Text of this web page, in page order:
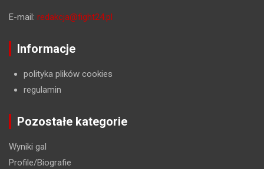
E-mail: redakcja@fight24.pl
Informacje
polityka plików cookies
regulamin
Pozostałe kategorie
Wyniki gal
Profile/Biografie